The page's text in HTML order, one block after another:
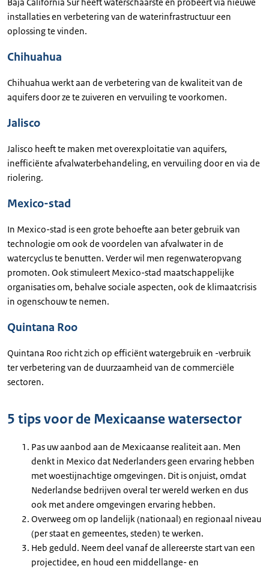
installaties en verbetering van de waterinfrastructuur een
oplossing te vinden.
Chihuahua
Chihuahua werkt aan de verbetering van de kwaliteit van de
aquifers door ze te zuiveren en vervuiling te voorkomen.
Jalisco
Jalisco heeft te maken met overexploitatie van aquifers,
inefficiënte afvalwaterbehandeling, en vervuiling door en via de
riolering.
Mexico-stad
In Mexico-stad is een grote behoefte aan beter gebruik van
technologie om ook de voordelen van afvalwater in de
watercyclus te benutten. Verder wil men regenwateropvang
promoten. Ook stimuleert Mexico-stad maatschappelijke
organisaties om, behalve sociale aspecten, ook de klimaatcrisis
in ogenschouw te nemen.
Quintana Roo
Quintana Roo richt zich op efficiënt watergebruik en -verbruik
ter verbetering van de duurzaamheid van de commerciële
sectoren.
5 tips voor de Mexicaanse watersector
Pas uw aanbod aan de Mexicaanse realiteit aan. Men
denkt in Mexico dat Nederlanders geen ervaring hebben
met woestijnachtige omgevingen. Dit is onjuist, omdat
Nederlandse bedrijven overal ter wereld werken en dus
ook met andere omgevingen ervaring hebben.
Overweeg om op landelijk (nationaal) en regionaal niveau
(per staat en gemeentes, steden) te werken.
Heb geduld. Neem deel vanaf de allereerste start van een
projectidee, en houd een middellange- en